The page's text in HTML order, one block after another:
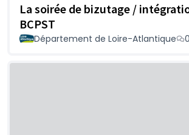
La soirée de bizutage /
BCPST
Département de Loire-Atlantique 0